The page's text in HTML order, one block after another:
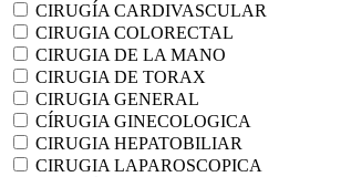
CIRUGÍA CARDIVASCULAR
CIRUGIA COLORECTAL
CIRUGIA DE LA MANO
CIRUGIA DE TORAX
CIRUGIA GENERAL
CÍRUGIA GINECOLOGICA
CIRUGIA HEPATOBILIAR
CIRUGIA LAPAROSCOPICA